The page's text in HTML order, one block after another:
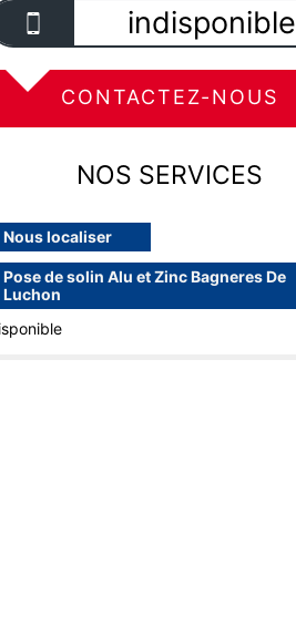
indisponible
CONTACTEZ-NOUS
NOS SERVICES
Nous localiser
Pose de solin Alu et Zinc Bagneres De
Luchon